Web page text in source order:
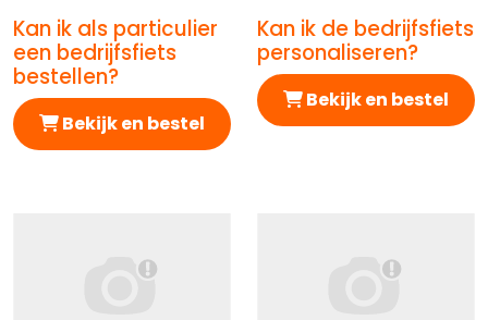
Afbeelding Kan ik als particulier een bedrijfsfiets
Kan ik als particulier
een bedrijfsfiets
bestellen?
Bekijk en bestel
Afbeelding Kan ik de
Kan ik de bedrijfsfiets
personaliseren?
Bekijk en bestel